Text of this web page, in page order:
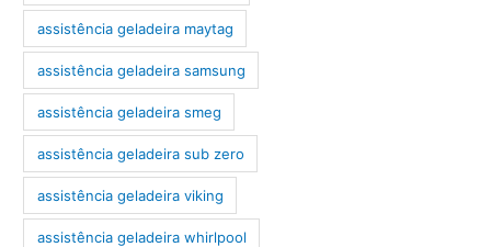
assistência geladeira maytag
assistência geladeira samsung
assistência geladeira smeg
assistência geladeira sub zero
assistência geladeira viking
assistência geladeira whirlpool